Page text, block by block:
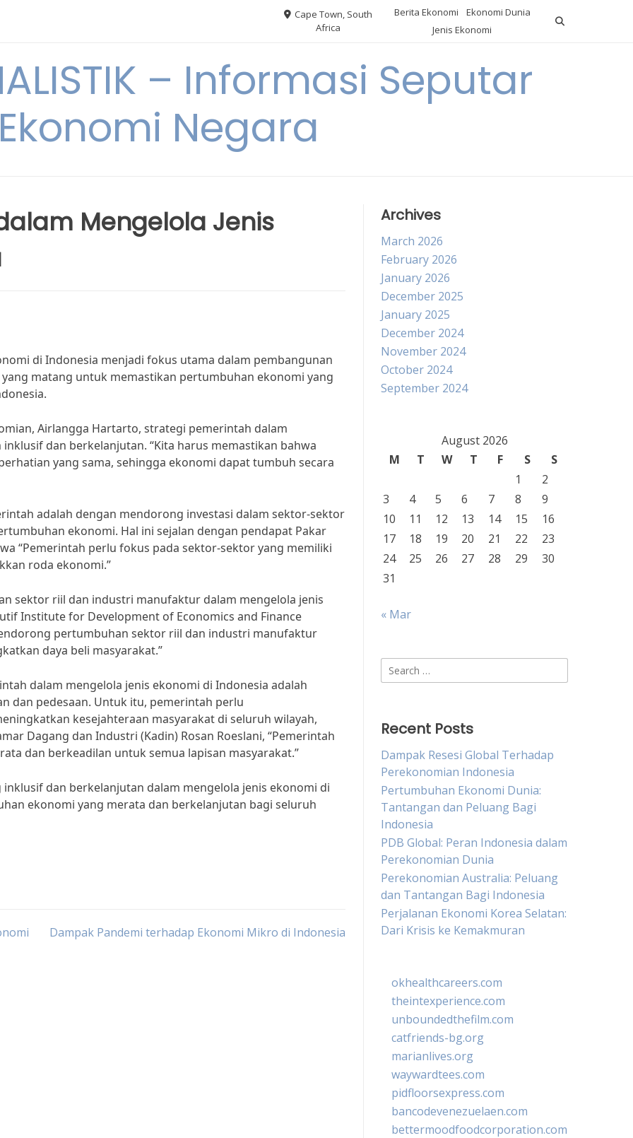
Cape Town, South
Africa
Berita Ekonomi
Ekonomi Dunia
Jenis Ekonomi
– Informasi Seputar
Ekonomi Negara
Mengelola Jenis
di Indonesia menjadi fokus utama dalam pembangunan
matang untuk memastikan pertumbuhan ekonomi yang
Airlangga Hartarto, strategi pemerintah dalam
dan berkelanjutan. “Kita harus memastikan bahwa
yang sama, sehingga ekonomi dapat tumbuh secara
adalah dengan mendorong investasi dalam sektor-sektor
ekonomi. Hal ini sejalan dengan pendapat Pakar
“Pemerintah perlu fokus pada sektor-sektor yang memiliki
roda ekonomi.”
sektor riil dan industri manufaktur dalam mengelola jenis
Institute for Development of Economics and Finance
pertumbuhan sektor riil dan industri manufaktur
daya beli masyarakat.”
dalam mengelola jenis ekonomi di Indonesia adalah
dan pedesaan. Untuk itu, pemerintah perlu
kesejahteraan masyarakat di seluruh wilayah,
Dagang dan Industri (Kadin) Rosan Roeslani, “Pemerintah
dan berkeadilan untuk semua lapisan masyarakat.”
dan berkelanjutan dalam mengelola jenis ekonomi di
ekonomi yang merata dan berkelanjutan bagi seluruh
Dampak Pandemi terhadap Ekonomi Mikro di Indonesia
Archives
March 2026
February 2026
January 2026
December 2025
January 2025
December 2024
November 2024
October 2024
September 2024
August 2026
M
T W T F S
S
1
2
3
4 5 6 7 8
9
10
11 12 13 14 15
16
17
18 19 20 21 22
23
24
25 26 27 28 29
30
31
« Mar
Search
for:
Recent Posts
Dampak Resesi Global Terhadap
Perekonomian Indonesia
Pertumbuhan Ekonomi Dunia:
Tantangan dan Peluang Bagi
Indonesia
PDB Global: Peran Indonesia dalam
Perekonomian Dunia
Perekonomian Australia: Peluang
dan Tantangan Bagi Indonesia
Perjalanan Ekonomi Korea Selatan:
Dari Krisis ke Kemakmuran
okhealthcareers.com
theintexperience.com
unboundedthefilm.com
catfriends-bg.org
marianlives.org
waywardtees.com
pidfloorsexpress.com
bancodevenezuelaen.com
bettermoodfoodcorporation.com